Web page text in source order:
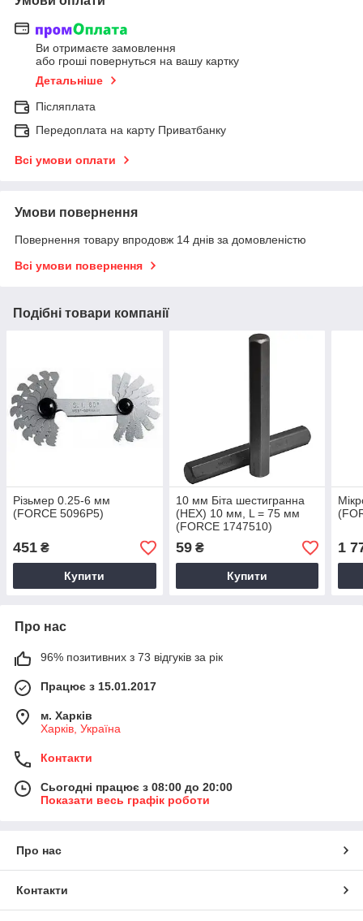
Ви отримаєте замовлення
або гроші повернуться на вашу картку
Детальніше
Післяплата
Передоплата на карту Приватбанку
Всі умови оплати
Умови повернення
Повернення товару впродовж 14 днів за домовленістю
Всі умови повернення
Подібні товари компанії
Різьмер 0.25-6 мм
(FORCE 5096P5)
451 ₴
Купити
10 мм Біта шестигранна
(HEX) 10 мм, L = 75 мм
(FORCE 1747510)
59₴
Купити
1
Про нас
96% позитивних з 73 відгуків за рік
Працює з 15.01.2017
м. Харків
Харків, Україна
Контакти
Сьогодні працює з 08:00 до 20:00
Показати весь графік роботи
Про нас
Контакти